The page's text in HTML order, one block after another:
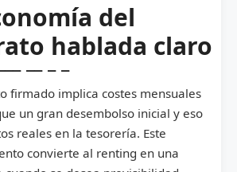
del
hablada claro
firmado implica costes mensuales
un gran desembolso inicial y eso
reales en la tesorería. Este
convierte al renting en una